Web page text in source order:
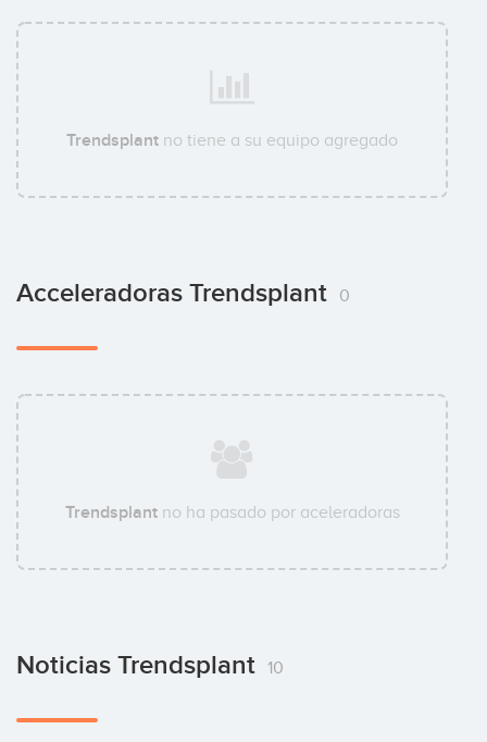
Trendsplant no tiene a su equipo agregado
Acceleradoras Trendsplant 0
Trendsplantno ha pasado por aceleradoras
Noticias Trendsplant 10